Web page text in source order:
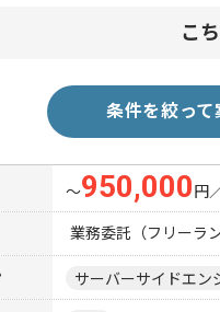
こ
条件を絞って
〜950,000 円
業務委託（フリーラン
サーバーサイドエン